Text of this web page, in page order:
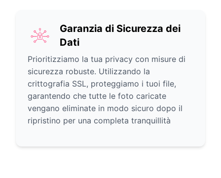
Garanzia di Sicurezza dei
Dati
Prioritizziamo la tua privacy con misure di
sicurezza robuste. Utilizzando la
crittografia SSL, proteggiamo i tuoi file,
garantendo che tutte le foto caricate
vengano eliminate in modo sicuro dopo il
ripristino per una completa tranquillità